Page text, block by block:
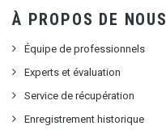
À PROPOS DE NOUS
Équipe de professionnels
Experts et évaluation
Service de récupération
Enregistrement historique